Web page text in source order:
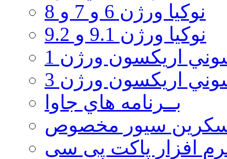
نوکیا ورژن 6 و 7 و 8
نوکیا ورژن 9.1 و 9.2
اريكسون ورژن 1
اريكسون ورژن 3
بــرنامه هاي جاوا
سيور مخصوص
افزار پاکت پی سی